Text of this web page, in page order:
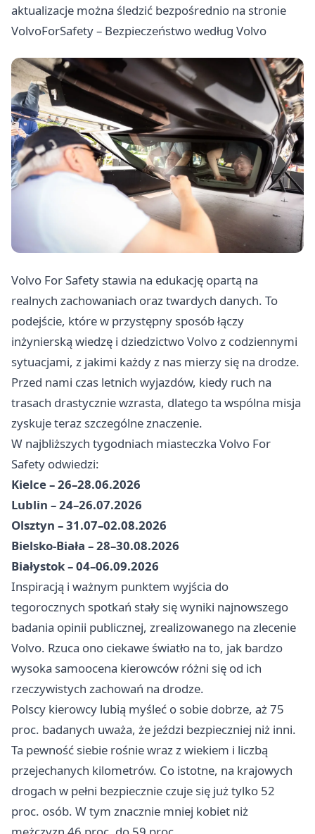
aktualizacje można śledzić bezpośrednio na stronie
VolvoForSafety – Bezpieczeństwo według Volvo
Volvo For Safety stawia na edukację opartą na
realnych zachowaniach oraz twardych danych. To
podejście, które w przystępny sposób łączy
inżynierską wiedzę i dziedzictwo Volvo z codziennymi
sytuacjami, z jakimi każdy z nas mierzy się na drodze.
Przed nami czas letnich wyjazdów, kiedy ruch na
trasach drastycznie wzrasta, dlatego ta wspólna misja
zyskuje teraz szczególne znaczenie.
W najbliższych tygodniach miasteczka Volvo For
Safety odwiedzi:
Kielce – 26–28.06.2026
Lublin – 24–26.07.2026
Olsztyn – 31.07–02.08.2026
Bielsko-Biała – 28–30.08.2026
Białystok – 04–06.09.2026
Inspiracją i ważnym punktem wyjścia do
tegorocznych spotkań stały się wyniki najnowszego
badania opinii publicznej, zrealizowanego na zlecenie
Volvo. Rzuca ono ciekawe światło na to, jak bardzo
wysoka samoocena kierowców różni się od ich
rzeczywistych zachowań na drodze.
Polscy kierowcy lubią myśleć o sobie dobrze, aż 75
proc. badanych uważa, że jeździ bezpieczniej niż inni.
Ta pewność siebie rośnie wraz z wiekiem i liczbą
przejechanych kilometrów. Co istotne, na krajowych
drogach w pełni bezpiecznie czuje się już tylko 52
proc. osób. W tym znacznie mniej kobiet niż